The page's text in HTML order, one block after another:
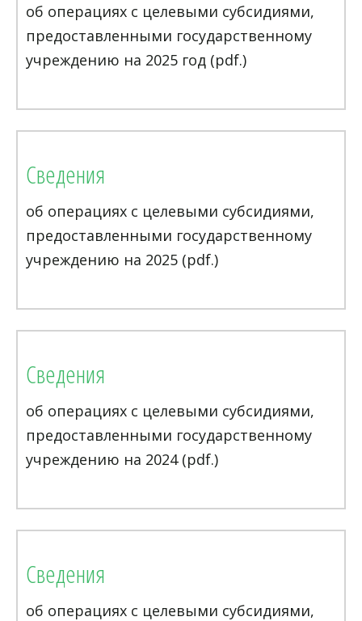
об операциях с целевыми субсидиями,
предоставленными государственному
учреждению на 2025 год (pdf.)
Сведения
об операциях с целевыми субсидиями,
предоставленными государственному
учреждению на 2025 (pdf.)
Сведения
об операциях с целевыми субсидиями,
предоставленными государственному
учреждению на 2024 (pdf.)
Сведения
об операциях с целевыми субсидиями,